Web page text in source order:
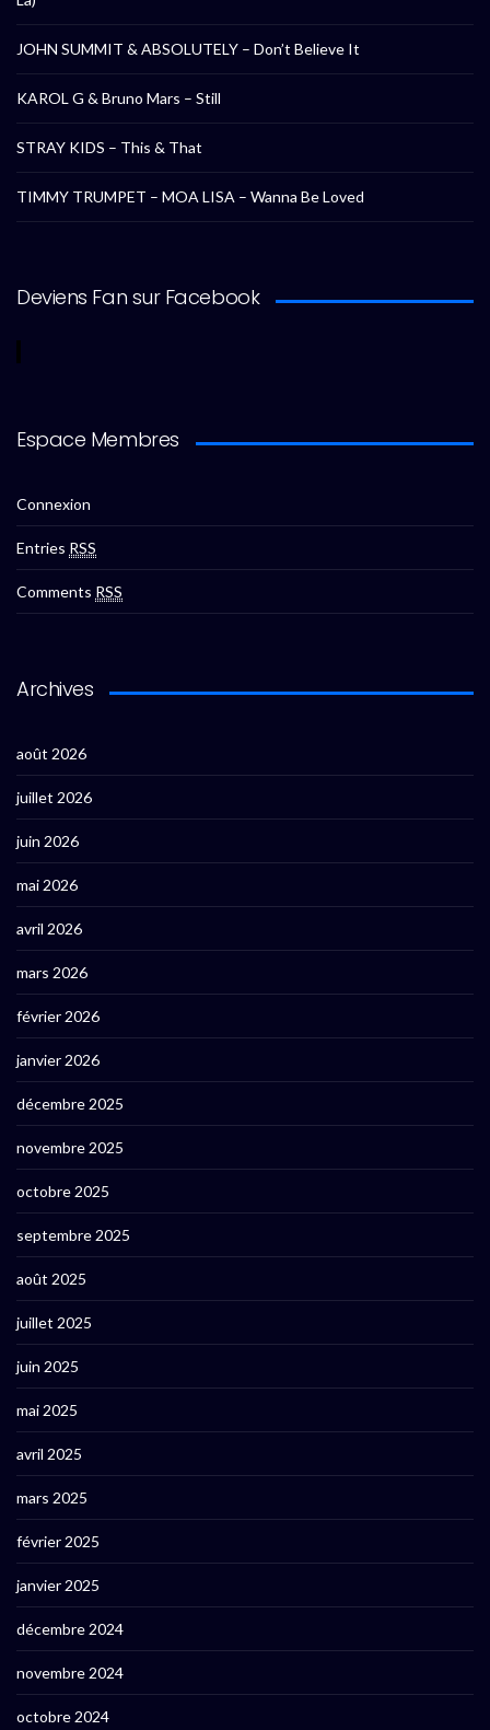
JOHN SUMMIT & ABSOLUTELY – Don’t Believe It
KAROL G & Bruno Mars – Still
STRAY KIDS – This & That
TIMMY TRUMPET – MOA LISA – Wanna Be Loved
Deviens Fan sur Facebook
Espace Membres
Connexion
Entries RSS
Comments RSS
Archives
août 2026
juillet 2026
juin 2026
mai 2026
avril 2026
mars 2026
février 2026
janvier 2026
décembre 2025
novembre 2025
octobre 2025
septembre 2025
août 2025
juillet 2025
juin 2025
mai 2025
avril 2025
mars 2025
février 2025
janvier 2025
décembre 2024
novembre 2024
octobre 2024